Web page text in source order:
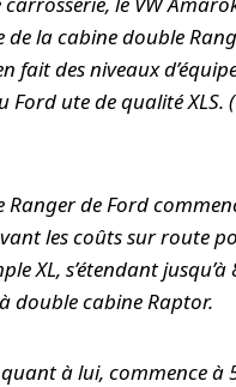
la cabine double
fait des niveaux
Ford ute de qualité XLS.
Ranger de Ford
les coûts sur route
XL, s’étendant
double cabine Raptor.
quant à lui, commence à